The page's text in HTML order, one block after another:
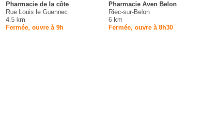
Pharmacie de la côte
Rue Louis le Guennec
4.5 km
Fermée, ouvre à 9h
Pharmacie Aven Belon
Riec-sur-Belon
6 km
Fermée, ouvre à 8h30